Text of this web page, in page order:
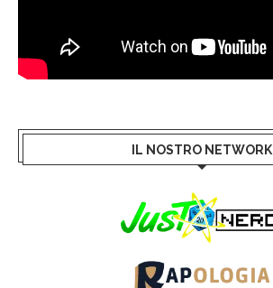
IL NOSTRO NETWORK